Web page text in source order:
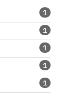
1
1
1
1
1